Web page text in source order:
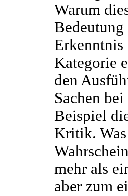
Warum
Erkenntnis
Kategorie
den
Sachen
Beispiel
Kritik.
mehr als
aber zum